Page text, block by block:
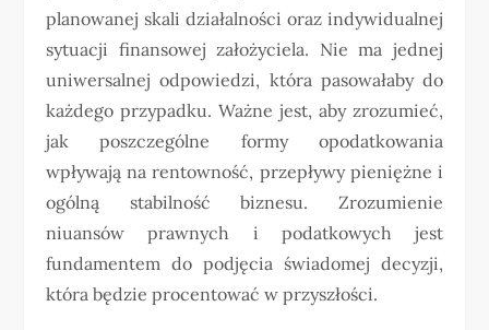
planowanej skali działalności oraz indywidualnej
sytuacji finansowej założyciela. Nie ma jednej
uniwersalnej odpowiedzi, która pasowałaby do
każdego przypadku. Ważne jest, aby zrozumieć,
jak poszczególne formy opodatkowania
wpływają na rentowność, przepływy pieniężne i
ogólną stabilność biznesu. Zrozumienie
niuansów prawnych i podatkowych jest
fundamentem do podjęcia świadomej decyzji,
która będzie procentować w przyszłości.